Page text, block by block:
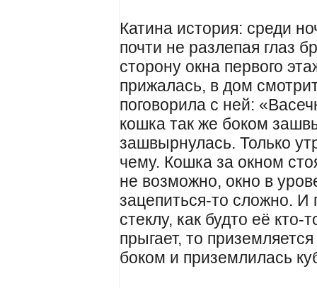
Катина история: среди
почти не разлепая глаз
сторону окна первого
прижалась, в дом
поговорила с ней:
кошка так же боком
зашвырнулась. Только
чему. Кошка за окном
не возможно, окно в
зацепиться-то сложно.
стеклу, как будто её
прыгает, то
боком и приземлилась